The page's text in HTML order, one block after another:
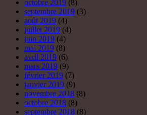
octobre 2019 (8)
septembre 2019 (3)
août 2019 (4)
juillet 2019 (4)
juin 2019 (4)
mai 2019 (8)
avril 2019 (6)
mars 2019 (9)
février 2019 (7)
janvier 2019 (9)
novembre 2018 (8)
octobre 2018 (8)
septembre 2018 (8)